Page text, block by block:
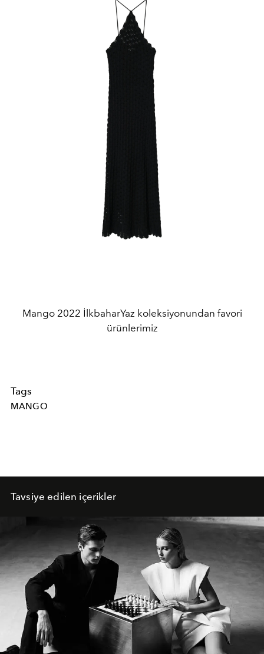
Mango 2022 İlkbaharYaz koleksiyonundan favori
ürünlerimiz
Tags
MANGO
Tavsiye edilen içerikler